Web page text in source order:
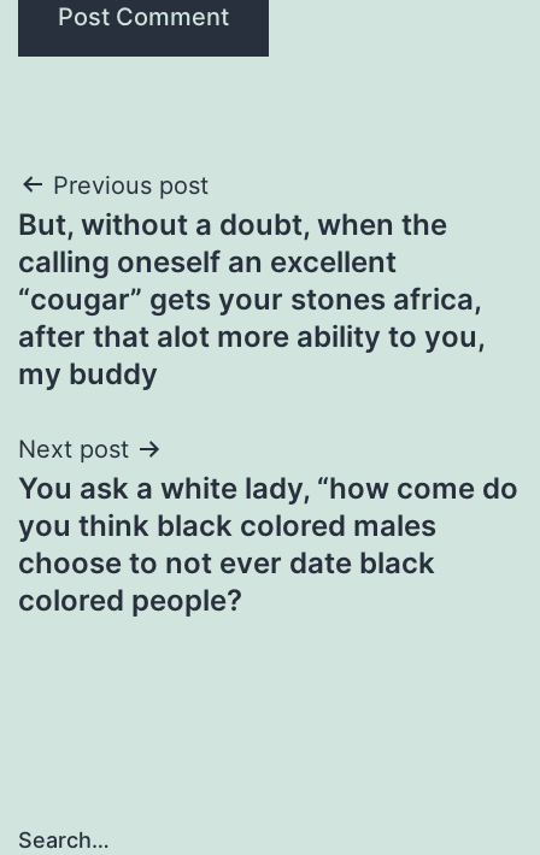
Post
navigation
Previous post
But, without a doubt, when the
calling oneself an excellent
“cougar” gets your stones africa,
after that alot more ability to you,
my buddy
Next post
You ask a white lady, “how come do
you think black colored males
choose to not ever date black
colored people?
Search…